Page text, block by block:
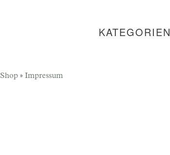
KATEGORIEN
Shop » Impressum